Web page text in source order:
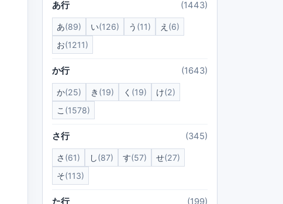
あ行 (1443)
あ(89) い(126) う (11) え (6)
お(1211)
か行 (1643)
か(25) き (19) く (19) け(2)
こ (1578)
さ行 (345)
さ (61) し(87) す(57) せ(27)
そ(113)